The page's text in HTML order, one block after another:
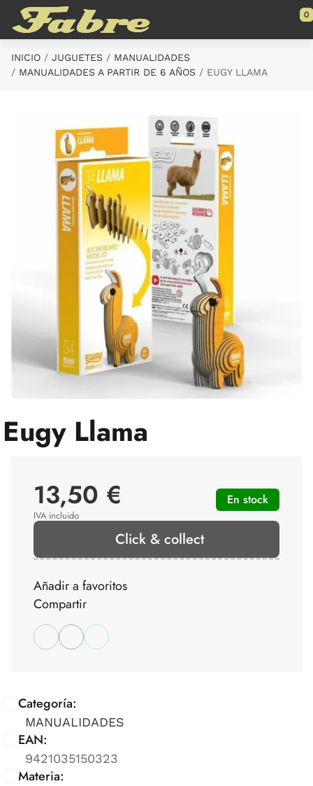
Saltar al contenido principal
0
INICIO JUGUETES
MANUALIDADES
MANUALIDADES A PARTIR DE 6 AÑOS
EUGY LLAMA
Eugy Llama
Categoría:
MANUALIDADES
EAN:
9421035150323
Materia:
13,50 €
IVA incluido
En stock
Click & collect
Añadir a favoritos
Compartir